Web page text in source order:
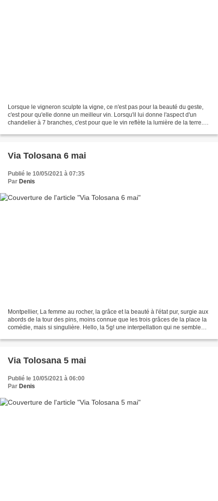
Lorsque le vigneron sculpte la vigne, ce n'est pas pour la beauté du geste,
c'est pour qu'elle donne un meilleur vin. Lorsqu'il lui donne l'aspect d'un
chandelier à 7 branches, c'est pour que le vin reflète la lumière de la terre.
Via Tolosana 6 mai
Publié le 10/05/2021 à 07:35
Par Denis
Montpellier, La femme au rocher, la grâce et la beauté à l'état pur, surgie aux
abords de la tour des pins, moins connue que les trois grâces de la place la
comédie, mais si singulière. Hello, la 5g! une interpellation qui ne semble
Via Tolosana 5 mai
Publié le 10/05/2021 à 06:00
Par Denis